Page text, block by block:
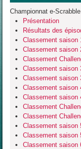
Championnat e-Scrabble
Présentation
Résultats des
Classement saison
Classement saison
Classement
Classement saison
Classement saison
Classement saison
Classement saison
Classement
Classement
Classement saison
Classement saison
Classement saison